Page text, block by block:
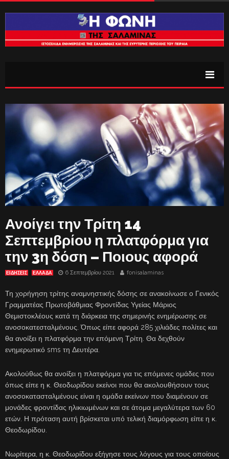
Ανοίγει την Τρίτη 14
Σεπτεμβρίου η πλατφόρμα για
την 3η δόση – Ποιους αφορά
ΕΙΔΗΣΕΙΣ ΕΛΛΑΔΑ 6 Σεπτεμβρίου 2021 fonisalaminas
Τη χορήγηση τρίτης αναμνηστικής δόσης σε ανακοίνωσε ο Γενικός
Γραμματέας Πρωτοβάθμιας Φροντίδας Υγείας Μάριος
Θεμιστοκλέους κατά τη διάρκεια της σημερινής ενημέρωσης σε
ανοσοκατεσταλμένους. Όπως είπε αφορά 285 χιλιάδες πολίτες και
θα ανοίξει η πλατφόρμα την επόμενη Τρίτη. Θα δεχθούν
ενημερωτικό sms τη Δευτέρα.
Ακολούθως θα ανοίξει η πλατφόρμα για τις επόμενες ομάδες που
όπως είπε η κ. Θεοδωρίδου εκείνοι που θα ακολουθήσουν τους
ανοσοκατασταλμένους είναι η ομάδα εκείνων που διαμένουν σε
μονάδες φροντίδας ηλικιωμένων και σε άτομα μεγαλύτερα των 60
ετών. Η πρόταση αυτή βρίσκεται υπό τελική διαμόρφωση είπε η κ.
Θεοδωρίδου.
Νωρίτερα, η κ. Θεοδωρίδου εξήγησε τους λόγους για τους οποίους